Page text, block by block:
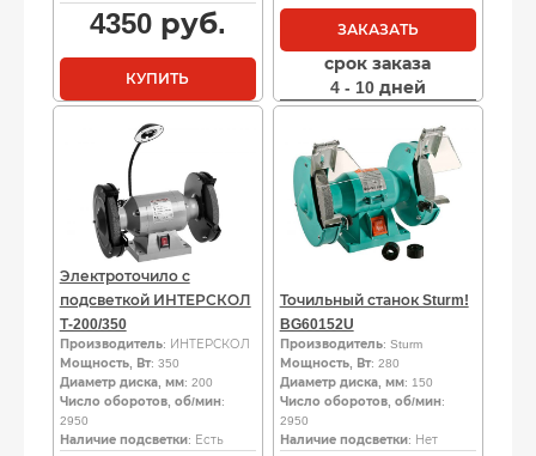
4350руб.
КУПИТЬ
ЗАКАЗАТЬ
срок заказа
4 - 10 дней
Электроточило с
подсветкой ИНТЕРСКОЛ
Т-200/350
Производитель: ИНТЕРСКОЛ
Мощность, Вт: 350
Диаметр диска, мм: 200
Число оборотов, об/мин:
2950
Наличие подсветки: Есть
Точильный станок Sturm!
BG60152U
Производитель: Sturm
Мощность, Вт: 280
Диаметр диска, мм: 150
Число оборотов, об/мин:
2950
Наличие подсветки: Нет